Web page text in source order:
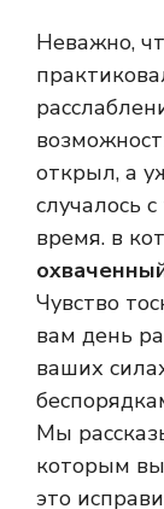
Неважно,
открыл, а
случалось
время. в
Чувство
вам день
ваших
Мы
которым вы
это